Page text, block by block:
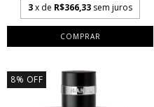
3x de R$366,33 sem juros
COMPRAR
8% OFF